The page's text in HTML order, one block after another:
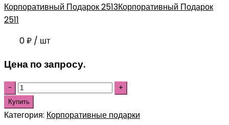
Корпоративный Подарок 2513Корпоративный Подарок
2511
0₽ / шт
Цена по запросу.
Купить
Категория: Корпоративные подарки